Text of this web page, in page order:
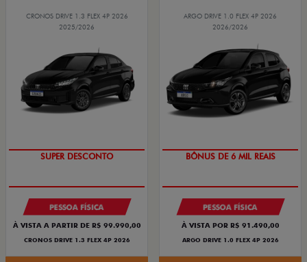
CRONOS DRIVE 1.3 FLEX 4P 2026
2025/2026
SUPER DESCONTO
PESSOA FÍSICA
À VISTA A PARTIR DE R$ 99.990,00
CRONOS DRIVE 1.3 FLEX 4P 2026
ARGO DRIVE 1.0 FLEX 4P 2026
2026/2026
BÔNUS DE 6 MIL REAIS
PESSOA FÍSICA
À VISTA POR R$ 91.490,00
ARGO DRIVE 1.0 FLEX 4P 2026